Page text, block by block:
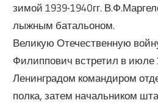
зимой 1939-1940гг.
лыжным батальоном.
Великую Отечественную
Филиппович встретил в июле
Ленинградом командиром
полка, затем начальником